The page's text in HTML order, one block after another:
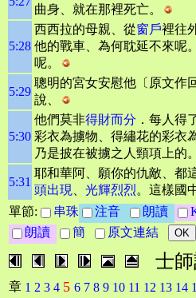
曲身、就在那裡死亡。
5:28
西西拉的母親、從窗戶裡往
他的戰車、為何耽延不來呢
呢。
5:29
聰明的宮女安慰他〔原文作
說、
5:30
他們莫非得財而分 ．每人得
彩衣為擄物、得繡花的彩衣
乃是披在被擄之人頸項上的。
5:31
耶和華阿、願你的仇敵、都
頭出現
光輝烈烈。這樣國
單節:
串珠 注音 朗讀
朗讀
簡 原文連結
士師
章 1 2 3 4 5 6 7 8 9 10 11 12 13 14